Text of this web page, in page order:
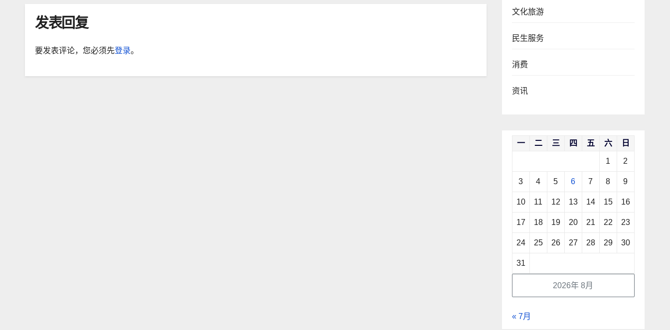
发表回复
要发表评论，您必须先登录。
文化旅游
民生服务
消费
资讯
2026年 8月
一 二 三 四 五 六 日
1 2
3 4 5 6 7 8 9
10 11 12 13 14 15 16
17 18 19 20 21 22 23
24 25 26 27 28 29 30
31
« 7月